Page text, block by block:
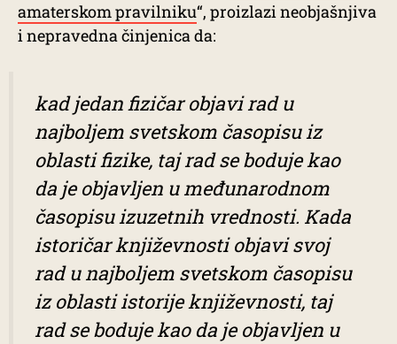
amaterskom pravilniku“, proizlazi neobjašnjiva
i nepravedna činjenica da:
kad jedan fizičar objavi rad u
najboljem svetskom časopisu iz
oblasti fizike, taj rad se boduje kao
da je objavljen u međunarodnom
časopisu izuzetnih vrednosti. Kada
istoričar književnosti objavi svoj
rad u najboljem svetskom časopisu
iz oblasti istorije književnosti, taj
rad se boduje kao da je objavljen u